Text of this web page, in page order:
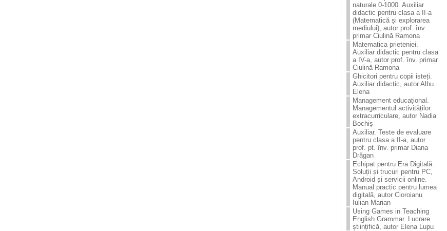
naturale 0-1000. Auxiliar
didactic pentru clasa a II-a
(Matematică și explorarea
mediului), autor prof. înv.
primar Ciulină Ramona
Matematica prieteniei.
Auxiliar didactic pentru clasa
a IV-a, autor prof. înv. primar
Ciulină Ramona
Ghicitori pentru copii isteți.
Auxiliar didactic, autor Albu
Elena
Management educațional.
Managementul activităților
extracurriculare, autor Nadia
Bochiș
Auxiliar. Teste de evaluare
pentru clasa a II-a, autor
prof. pt. înv. primar Diana
Drăgan
Echipat pentru Era Digitală.
Soluții și trucuri pentru PC,
Android și servicii online.
Manual practic pentru lumea
digitală, autor Cioroianu
Iulian Marian
Using Games in Teaching
English Grammar. Lucrare
științifică, autor Elena Lupu